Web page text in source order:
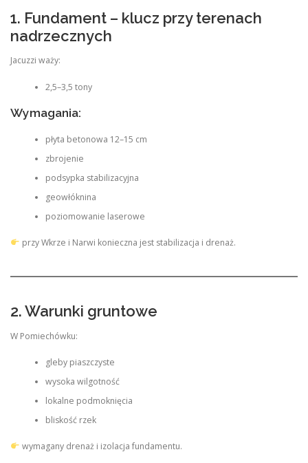
1. Fundament – klucz przy terenach
nadrzecznych
Jacuzzi waży:
2,5–3,5 tony
Wymagania:
płyta betonowa 12–15 cm
zbrojenie
podsypka stabilizacyjna
geowłóknina
poziomowanie laserowe
przy Wkrze i Narwi konieczna jest stabilizacja i drenaż.
2. Warunki gruntowe
W Pomiechówku:
gleby piaszczyste
wysoka wilgotność
lokalne podmoknięcia
bliskość rzek
wymagany drenaż i izolacja fundamentu.